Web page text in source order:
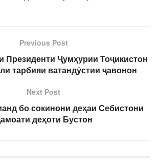
Previous Post
Президенти Ҷумҳурии Тоҷикистон
тарбияи ватандӯстии ҷавонон
Next Post
бо сокинони деҳаи Себистони
деҳоти Бустон